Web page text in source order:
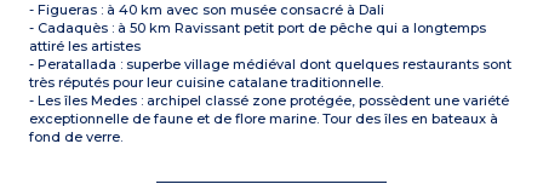
- Figueras : à 40 km avec son musée consacré à Dali
- Cadaquès : à 50 km Ravissant petit port de pêche qui a longtemps
attiré les artistes
- Peratallada : superbe village médiéval dont quelques restaurants sont
très réputés pour leur cuisine catalane traditionnelle.
- Les îles Medes : archipel classé zone protégée, possèdent une variété
exceptionnelle de faune et de flore marine. Tour des îles en bateaux à
fond de verre.